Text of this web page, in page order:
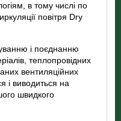
в тому числі по
повітря Dry
і поєднанню
теплопровідних
вентиляційних
і виводиться на
швидкого